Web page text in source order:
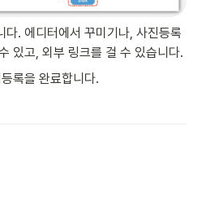
다. 에디터에서 꾸미기나, 사진등록
있고, 외부 링크를 걸 수 있습니다.
록을 완료합니다.